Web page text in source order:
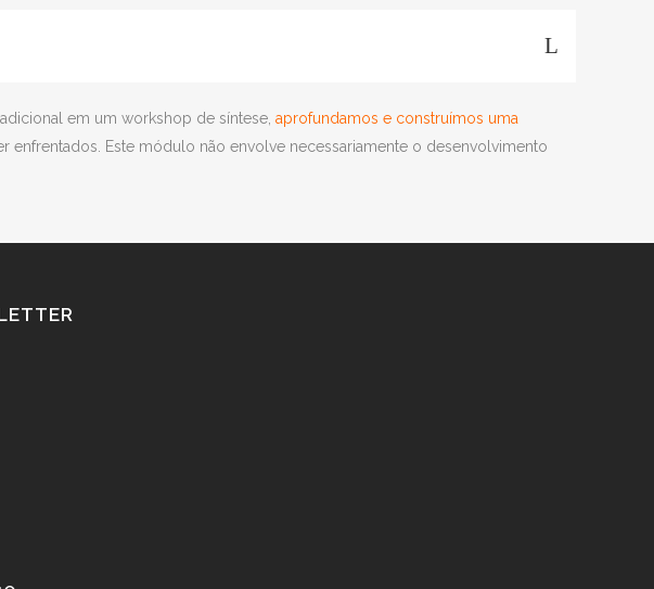
em um workshop de síntese, aprofundamos e construímos uma
enfrentados. Este módulo não envolve necessariamente o desenvolvimento